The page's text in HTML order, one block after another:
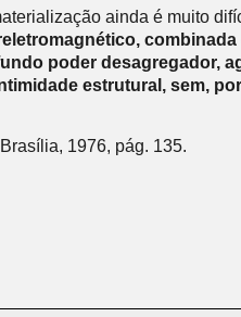
ainda é muito
poder desagregador,
estrutural, sem,
1976, pág. 135.